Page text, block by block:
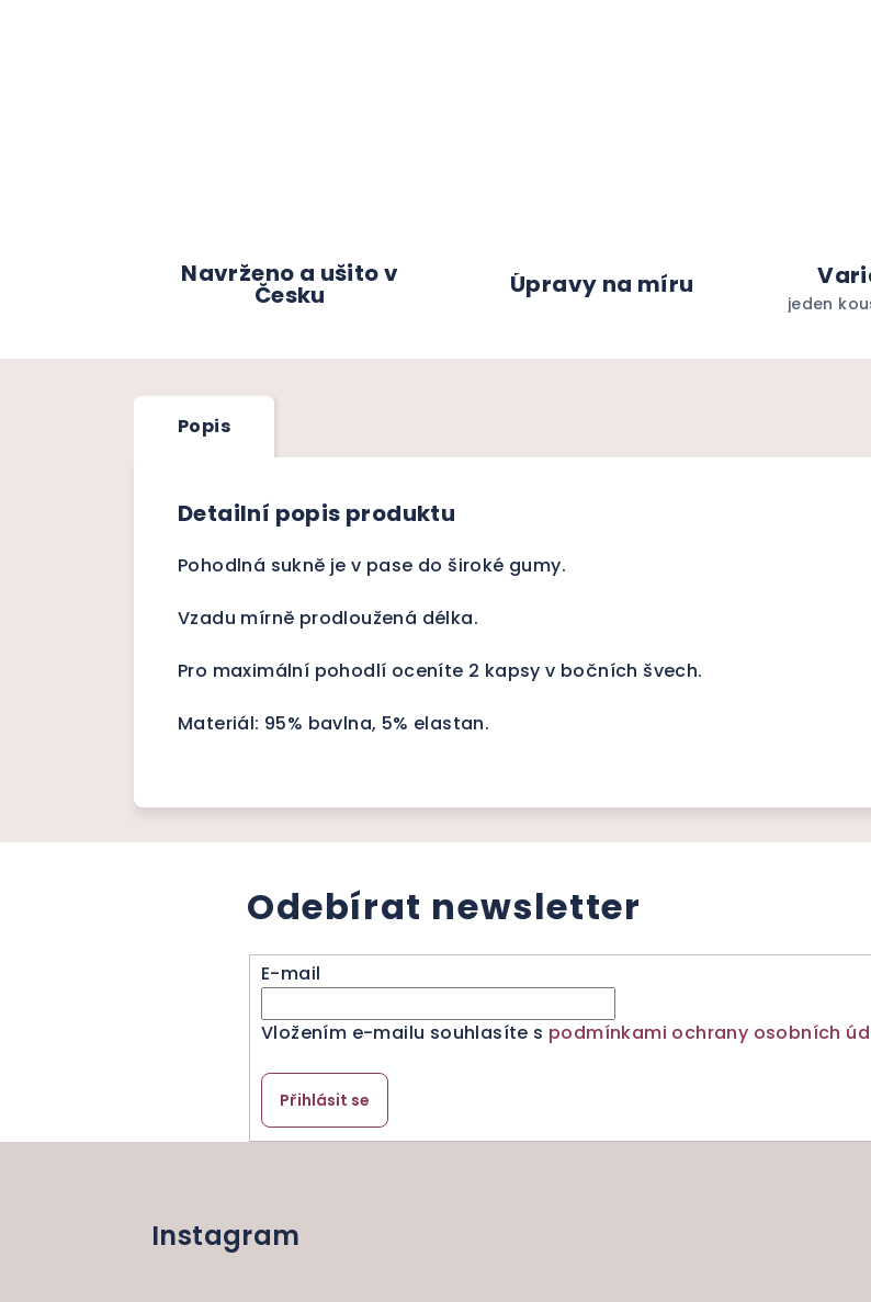
Navrženo a ušito v
Česku Úpravy na míru
jeden
Popis
Detailní popis produktu
Pohodlná sukně je v pase do široké gumy.
Vzadu mírně prodloužená délka.
Pro maximální pohodlí oceníte 2 kapsy v bočních švech.
Materiál: 95% bavlna, 5% elastan.
Odebírat newsletter
E-mail
Vložením e-mailu souhlasíte s podmínkami ochrany osobních
Přihlásit se
Instagram